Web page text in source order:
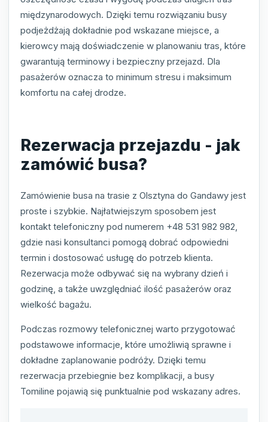
międzynarodowych. Dzięki temu rozwiązaniu busy
podjeżdżają dokładnie pod wskazane miejsce, a
kierowcy mają doświadczenie w planowaniu tras, które
gwarantują terminowy i bezpieczny przejazd. Dla
pasażerów oznacza to minimum stresu i maksimum
komfortu na całej drodze.
Rezerwacja przejazdu - jak
zamówić busa?
Zamówienie busa na trasie z Olsztyna do Gandawy jest
proste i szybkie. Najłatwiejszym sposobem jest
kontakt telefoniczny pod numerem +48 531 982 982,
gdzie nasi konsultanci pomogą dobrać odpowiedni
termin i dostosować usługę do potrzeb klienta.
Rezerwacja może odbywać się na wybrany dzień i
godzinę, a także uwzględniać ilość pasażerów oraz
wielkość bagażu.
Podczas rozmowy telefonicznej warto przygotować
podstawowe informacje, które umożliwią sprawne i
dokładne zaplanowanie podróży. Dzięki temu
rezerwacja przebiegnie bez komplikacji, a busy
Tomiline pojawią się punktualnie pod wskazany adres.